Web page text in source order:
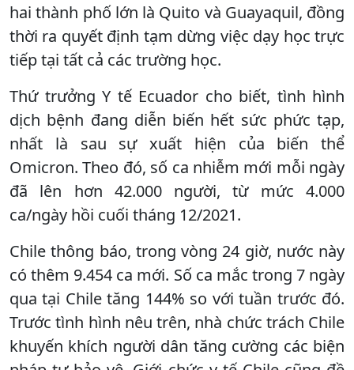
hai thành phố lớn là Quito và Guayaquil, đồng
thời ra quyết định tạm dừng việc dạy học trực
tiếp tại tất cả các trường học.
Thứ trưởng Y tế Ecuador cho biết, tình hình
dịch bệnh đang diễn biến hết sức phức tạp,
nhất là sau sự xuất hiện của biến thể
Omicron. Theo đó, số ca nhiễm mới mỗi ngày
đã lên hơn 42.000 người, từ mức 4.000
ca/ngày hồi cuối tháng 12/2021.
Chile thông báo, trong vòng 24 giờ, nước này
có thêm 9.454 ca mới. Số ca mắc trong 7 ngày
qua tại Chile tăng 144% so với tuần trước đó.
Trước tình hình nêu trên, nhà chức trách Chile
khuyến khích người dân tăng cường các biện